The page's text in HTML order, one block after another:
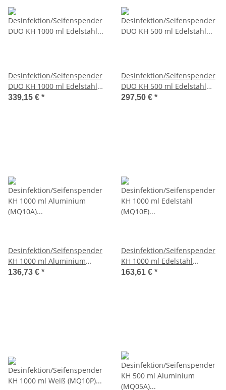
Desinfektion/Seifenspender
DUO KH 1000 ml Edelstahl
(MQDV10E) (MediQo-line)
339,15 € *
Desinfektion/Seifenspender
DUO KH 500 ml Edelstahl
(MQDV05E) (MediQo-line)
297,50 € *
Desinfektion/Seifenspender
KH 1000 ml Aluminium
(MQ10A) (MediQo-line)
136,73 € *
Desinfektion/Seifenspender
KH 1000 ml Edelstahl
(MQ10E) (MediQo-line)
163,61 € *